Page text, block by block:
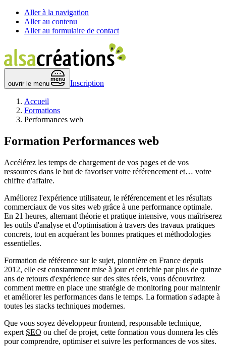
Aller à la navigation
Aller au contenu
Aller au formulaire de contact
ouvrir le menu
menu
Inscription
Accueil
Formations
Performances web
Formation Performances web
Accélérez les temps de chargement de vos pages et de vos
ressources dans le but de favoriser votre référencement et… votre
chiffre d'affaire.
Améliorez l'expérience utilisateur, le référencement et les résultats
commerciaux de vos sites web grâce à une performance optimale.
En 21 heures, alternant théorie et pratique intensive, vous maîtriserez
les outils d'analyse et d'optimisation à travers des travaux pratiques
concrets, tout en acquérant les bonnes pratiques et méthodologies
essentielles.
Formation de référence sur le sujet, pionnière en France depuis
2012, elle est constamment mise à jour et enrichie par plus de quinze
ans de retours d'expérience sur des sites réels, vous découvrirez
comment mettre en place une stratégie de monitoring pour maintenir
et améliorer les performances dans le temps. La formation s'adapte à
toutes les stacks techniques modernes.
Que vous soyez développeur frontend, responsable technique,
expert SEO ou chef de projet, cette formation vous donnera les clés
pour comprendre, optimiser et suivre les performances de vos sites.